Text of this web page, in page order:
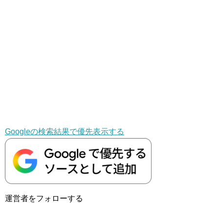
Googleの検索結果で優先表示する
運営者をフォローする